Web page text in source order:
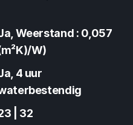
Weerstand : 0,057
W)
4 uur
| 32